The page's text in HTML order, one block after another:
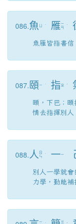
086.魚 ˊ 雁 ㄧ
ㄢ
ˋ
魚雁皆指書信
087. 頤 ㄧ ˊ 指 ㄓ ˇ
頤，下巴；
情去指揮別人
088.人 ㄖ
ㄣ
ˊ 一ㄧ
別人一學就
力學，勤能補
ㄧ
ㄐ